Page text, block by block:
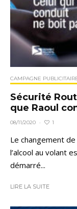
CAMPAGNE
Sécurité
que Raoul
08/11/2020 · 1
Le changement
l’alcool au volant
démarré...
LIRE LA SUITE